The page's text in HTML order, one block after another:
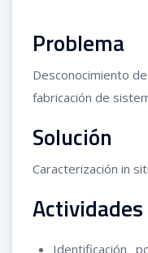
Problema
Desconocimiento
fabricación de
Solución
Caracterización in
Identificación